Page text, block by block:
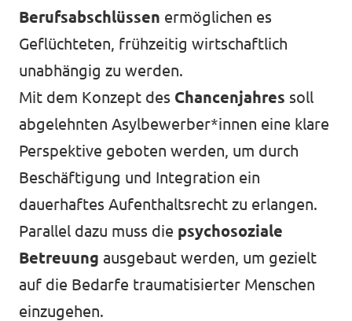
Berufsabschlüssen ermöglichen es
Geflüchteten, frühzeitig wirtschaftlich
unabhängig zu werden.
Mit dem Konzept des Chancenjahres soll
abgelehnten Asylbewerber*innen eine klare
Perspektive geboten werden, um durch
Beschäftigung und Integration ein
dauerhaftes Aufenthaltsrecht zu erlangen.
Parallel dazu muss die psychosoziale
Betreuung ausgebaut werden, um gezielt
auf die Bedarfe traumatisierter Menschen
einzugehen.